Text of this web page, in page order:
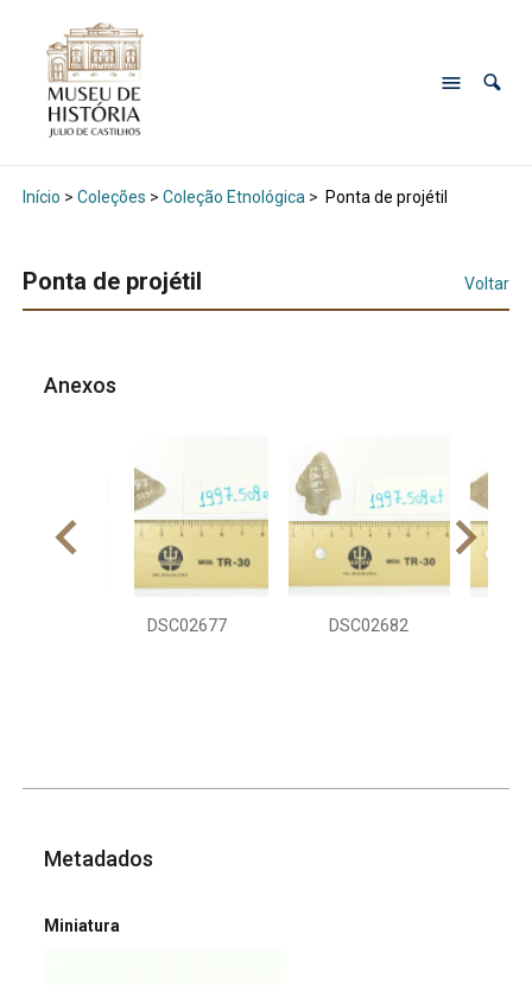
Início > Coleções > Coleção Etnológica > Ponta de projétil
Ponta de projétil Voltar
Anexos
DSC02677 DSC02682
Metadados
Miniatura